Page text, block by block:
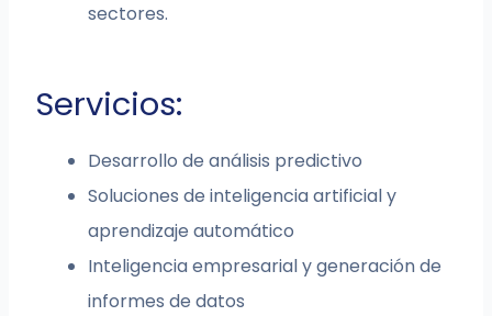
sectores.
Servicios:
Desarrollo de análisis predictivo
Soluciones de inteligencia artificial y
aprendizaje automático
Inteligencia empresarial y generación de
informes de datos